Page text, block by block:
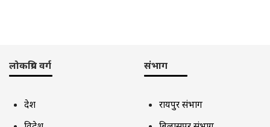
लोकप्रिय वर्ग
देश
संभाग
रायपुर संभाग